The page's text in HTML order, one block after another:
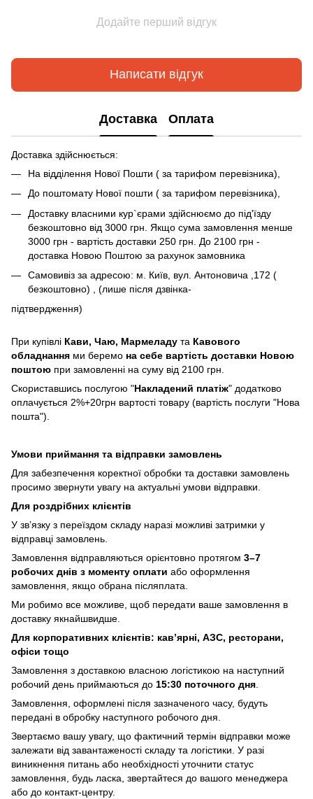
Додайте перший відгук
Написати відгук
Доставка Оплата
Доставка здійснюється:
На відділення Нової Пошти ( за тарифом перевізника),
До поштомату Нової пошти ( за тарифом перевізника),
Доставку власними кур`єрами здійснюємо до під'їзду
безкоштовно від 3000 грн. Якщо сума замовлення менше
3000 грн - вартість доставки 250 грн. До 2100 грн -
доставка Новою Поштою за рахунок замовника
Самовивіз за адресою: м. Київ, вул. Антоновича ,172 (
безкоштовно) , (лише після дзвінка-
підтвердження)
При купівлі Кави, Чаю, Мармеладу та Кавового
обладнання ми беремо на себе вартість доставки Новою
поштою при замовленні на суму від 2100 грн.
Скориставшись послугою "Накладений платіж" додатково
оплачується 2%+20грн вартості товару (вартість послуги "Нова
пошта").
Умови приймання та відправки замовлень
Для забезпечення коректної обробки та доставки замовлень
просимо звернути увагу на актуальні умови відправки.
Для роздрібних клієнтів
У зв’язку з переїздом складу наразі можливі затримки у
відправці замовлень.
Замовлення відправляються орієнтовно протягом 3–7
робочих днів з моменту оплати або оформлення
замовлення, якщо обрана післяплата.
Ми робимо все можливе, щоб передати ваше замовлення в
доставку якнайшвидше.
Для корпоративних клієнтів: кав’ярні, АЗС, ресторани,
офіси тощо
Замовлення з доставкою власною логістикою на наступний
робочий день приймаються до 15:30 поточного дня.
Замовлення, оформлені після зазначеного часу, будуть
передані в обробку наступного робочого дня.
Звертаємо вашу увагу, що фактичний термін відправки може
залежати від завантаженості складу та логістики. У разі
виникнення питань або необхідності уточнити статус
замовлення, будь ласка, звертайтеся до вашого менеджера
або до контакт-центру.